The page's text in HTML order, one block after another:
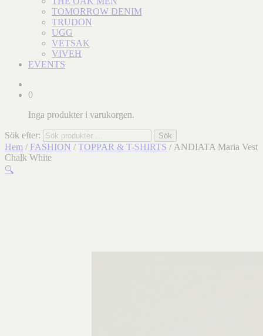
TOMORROW DENIM
TRUDON
UGG
VETSAK
VIVEH
EVENTS
0
Inga produkter i varukorgen.
Sök efter: Sök
Hem / FASHION / TOPPAR & T-SHIRTS / ANDIATA Maria Vest
Chalk White
🔍